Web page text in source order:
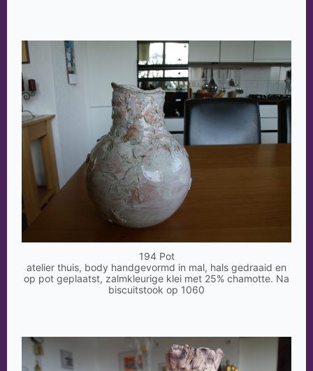
194 Pot
atelier thuis, body handgevormd in mal, hals gedraaid en
op pot geplaatst, zalmkleurige klei met 25% chamotte. Na
biscuitstook op 1060